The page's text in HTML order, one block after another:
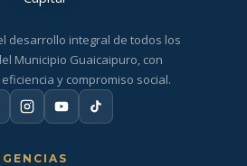
desarrollo integral de todos los
Municipio Guaicaipuro, con
y compromiso social.